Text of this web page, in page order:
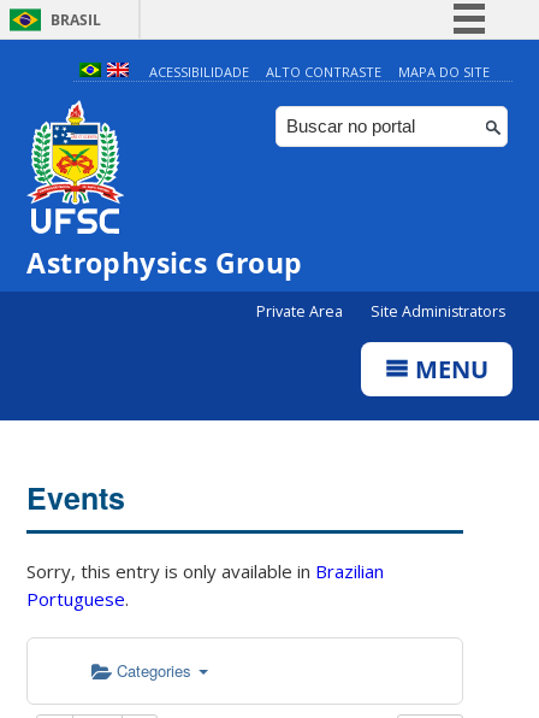
BRASIL
Simplifique!
Comunica BR
Participe
ACESSIBILIDADE ALTO CONTRASTE MAPA DO SITE
Astrophysics Group
Private Area Site Administrators
MENU
Events
Sorry, this entry is only available in Brazilian
Portuguese.
Categories
4:00
5:00